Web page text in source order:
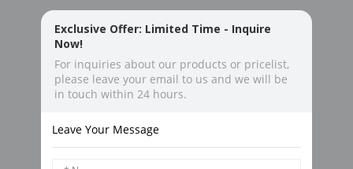
Exclusive Offer: Limited Time - Inquire
Now!
For inquiries about our products or pricelist,
please leave your email to us and we will be
in touch within 24 hours.
Leave Your Message